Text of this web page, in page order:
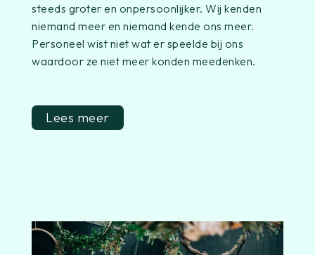
steeds groter en onpersoonlijker. Wij kenden
niemand meer en niemand kende ons meer.
Personeel wist niet wat er speelde bij ons
waardoor ze niet meer konden meedenken.
Lees meer